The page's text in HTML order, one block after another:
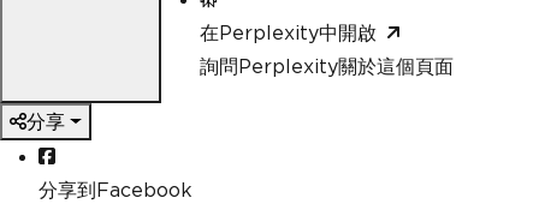
在Perplexity中開啟
詢問Perplexity關於這個頁面
分享
分享到Facebook